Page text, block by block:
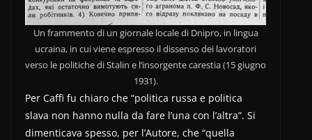
Un frammento di un giornale locale di Dnipro, in lingua
ucraina, in cui viene espresso il dissenso dei lavoratori
verso le politiche di Stalin e l’insorgente carestia (15 giugno
1931).
Per Caffi fu chiaro che “politica russa e politica
slava non hanno nulla da fare l’una con l’altra”. Si
dimenticava spesso, per l’Autore, che “quella